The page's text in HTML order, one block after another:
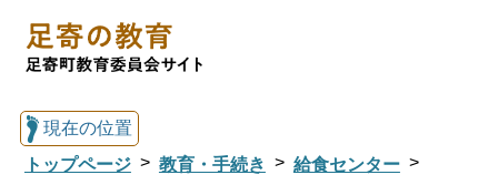
現在の位置
トップページ
教育・手続き
給食センター